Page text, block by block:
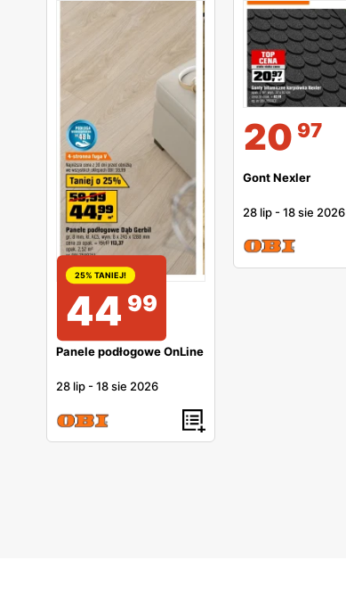
25% TANIEJ!
44 99
Panele podłogowe OnLine
28 lip -18 sie 2026
20 97
Gont Nexler
28 lip -18 sie 2026